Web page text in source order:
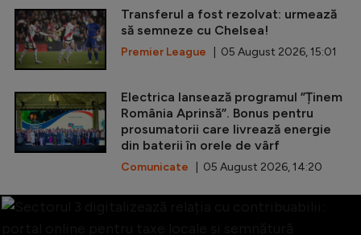
Transferul a fost rezolvat: urmează
să semneze cu Chelsea!
Premier League | 05 August 2026, 15:01
Electrica lansează programul ”Ținem
România Aprinsă”. Bonus pentru
prosumatorii care livrează energie
din baterii în orele de vârf
Comunicate | 05 August 2026, 14:20